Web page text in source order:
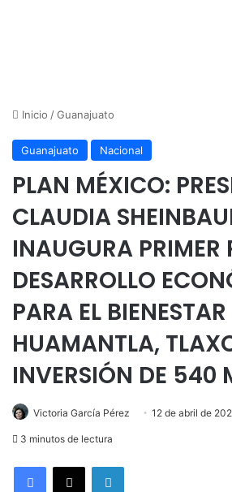
Inicio /Guanajuato
Guanajuato Nacional
PLAN MÉXICO:
CLAUDIA
INAUGURA PRIMER
DESARROLLO
PARA EL BIENESTAR
HUAMANTLA,
INVERSIÓN DE 540
Victoria García Pérez 12 de abril de
3 minutos de lectura
LinkedIn